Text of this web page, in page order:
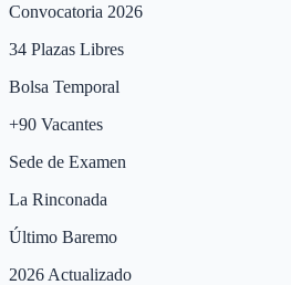
Convocatoria 2026
34 Plazas Libres
Bolsa Temporal
+90 Vacantes
Sede de Examen
La Rinconada
Último Baremo
2026 Actualizado